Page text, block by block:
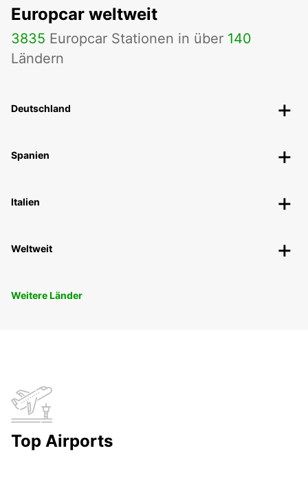
Europcar weltweit
3835 Europcar Stationen in über 140
Ländern
Deutschland
Spanien
Italien
Weltweit
Weitere Länder
Top Airports